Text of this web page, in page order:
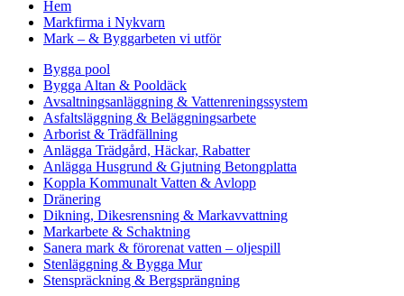
Hem
Markfirma i Nykvarn
Mark – & Byggarbeten vi utför
Bygga pool
Bygga Altan & Pooldäck
Avsaltningsanläggning & Vattenreningssystem
Asfaltsläggning & Beläggningsarbete
Arborist & Trädfällning
Anlägga Trädgård, Häckar, Rabatter
Anlägga Husgrund & Gjutning Betongplatta
Koppla Kommunalt Vatten & Avlopp
Dränering
Dikning, Dikesrensning & Markavvattning
Markarbete & Schaktning
Sanera mark & förorenat vatten – oljespill
Stenläggning & Bygga Mur
Stenspräckning & Bergsprängning